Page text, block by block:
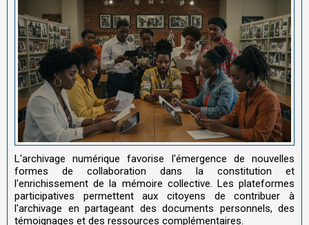
L'archivage numérique favorise l'émergence de nouvelles
formes de collaboration dans la constitution et
l'enrichissement de la mémoire collective. Les plateformes
participatives permettent aux citoyens de contribuer à
l'archivage en partageant des documents personnels, des
témoignages et des ressources complémentaires.